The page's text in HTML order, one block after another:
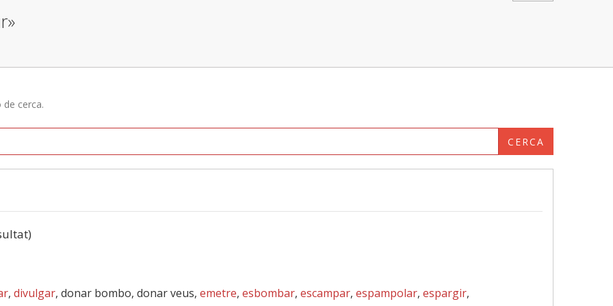
cerca.
CERCA
, divulgar, donar bombo, donar veus, emetre, esbombar, escampar, espampolar, espargir,